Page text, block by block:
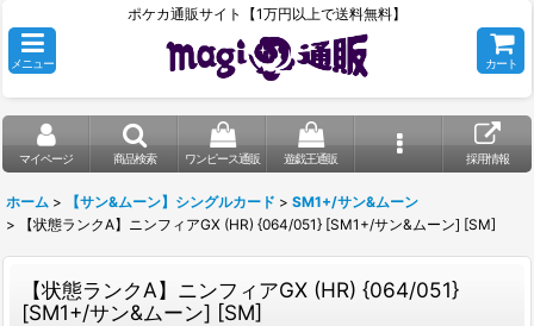
ポケカ通販サイト【1万円以上で送料無料】
メニュー カート
マイページ 商品検索 ワンピース通販 遊戯王通販 採用情報
ホーム > 【サン&ムーン】シングルカード > SM1+/サン&ムーン
>
【状態ランクA】ニンフィアGX (HR) {064/051} [SM1+/サン&ムーン] [SM]
【状態ランクA】ニンフィアGX (HR) {064/051}
[SM1+/サン&ムーン] [SM]